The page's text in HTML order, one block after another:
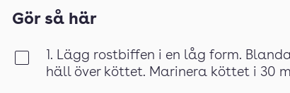
Gör så här
1. Lägg rostbiffen i en låg form.
häll över köttet. Marinera köttet i 30